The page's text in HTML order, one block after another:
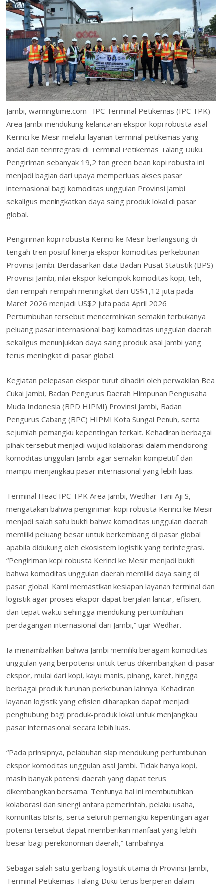
o
o
k
dI
n
st A
p
p
o
M
ai
l
l ri
e
n
dl
y
e
Jambi, warningtime.com– IPC Terminal Petikemas (IPC TPK)
Area Jambi mendukung kelancaran ekspor kopi robusta asal
Kerinci ke Mesir melalui layanan terminal petikemas yang
andal dan terintegrasi di Terminal Petikemas Talang Duku.
Pengiriman sebanyak 19,2 ton green bean kopi robusta ini
menjadi bagian dari upaya memperluas akses pasar
internasional bagi komoditas unggulan Provinsi Jambi
sekaligus meningkatkan daya saing produk lokal di pasar
global.
Pengiriman kopi robusta Kerinci ke Mesir berlangsung di
tengah tren positif kinerja ekspor komoditas perkebunan
Provinsi Jambi. Berdasarkan data Badan Pusat Statistik (BPS)
Provinsi Jambi, nilai ekspor kelompok komoditas kopi, teh,
dan rempah-rempah meningkat dari US$1,12 juta pada
Maret 2026 menjadi US$2 juta pada April 2026.
Pertumbuhan tersebut mencerminkan semakin terbukanya
peluang pasar internasional bagi komoditas unggulan daerah
sekaligus menunjukkan daya saing produk asal Jambi yang
terus meningkat di pasar global.
Kegiatan pelepasan ekspor turut dihadiri oleh perwakilan Bea
Cukai Jambi, Badan Pengurus Daerah Himpunan Pengusaha
Muda Indonesia (BPD HIPMI) Provinsi Jambi, Badan
Pengurus Cabang (BPC) HIPMI Kota Sungai Penuh, serta
sejumlah pemangku kepentingan terkait. Kehadiran berbagai
pihak tersebut menjadi wujud kolaborasi dalam mendorong
komoditas unggulan Jambi agar semakin kompetitif dan
mampu menjangkau pasar internasional yang lebih luas.
Terminal Head IPC TPK Area Jambi, Wedhar Tani Aji S,
mengatakan bahwa pengiriman kopi robusta Kerinci ke Mesir
menjadi salah satu bukti bahwa komoditas unggulan daerah
memiliki peluang besar untuk berkembang di pasar global
apabila didukung oleh ekosistem logistik yang terintegrasi.
“Pengiriman kopi robusta Kerinci ke Mesir menjadi bukti
bahwa komoditas unggulan daerah memiliki daya saing di
pasar global. Kami memastikan kesiapan layanan terminal dan
logistik agar proses ekspor dapat berjalan lancar, efisien,
dan tepat waktu sehingga mendukung pertumbuhan
perdagangan internasional dari Jambi,” ujar Wedhar.
Ia menambahkan bahwa Jambi memiliki beragam komoditas
unggulan yang berpotensi untuk terus dikembangkan di pasar
ekspor, mulai dari kopi, kayu manis, pinang, karet, hingga
berbagai produk turunan perkebunan lainnya. Kehadiran
layanan logistik yang efisien diharapkan dapat menjadi
penghubung bagi produk-produk lokal untuk menjangkau
pasar internasional secara lebih luas.
“Pada prinsipnya, pelabuhan siap mendukung pertumbuhan
ekspor komoditas unggulan asal Jambi. Tidak hanya kopi,
masih banyak potensi daerah yang dapat terus
dikembangkan bersama. Tentunya hal ini membutuhkan
kolaborasi dan sinergi antara pemerintah, pelaku usaha,
komunitas bisnis, serta seluruh pemangku kepentingan agar
potensi tersebut dapat memberikan manfaat yang lebih
besar bagi perekonomian daerah,” tambahnya.
Sebagai salah satu gerbang logistik utama di Provinsi Jambi,
Terminal Petikemas Talang Duku terus berperan dalam